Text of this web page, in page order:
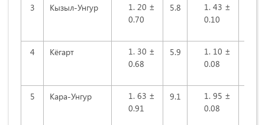
3 Кызыл-Унгуp
20 ±
0.70
5.8
43 ±
0.10
4 Кёгapт
30 ±
0.68
5.9
10 ±
0.08
5 Кapa-Унгуp
63 ±
0.91
9.1
95 ±
0.08